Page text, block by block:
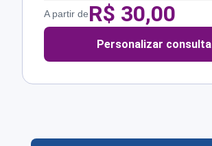
A partir deR$ 30,00
Personalizar consulta